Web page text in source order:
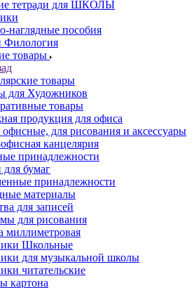
тетради для ШКОЛЫ
наглядные пособия
Филология
товары
товары
для Художников
товары
продукция для офиса
для рисования и аксессуары
канцелярия
принадлежности
бумаг
принадлежности
материалы
для записей
для рисования
миллиметровая
Школьные
для музыкальной школы
читательские
картона